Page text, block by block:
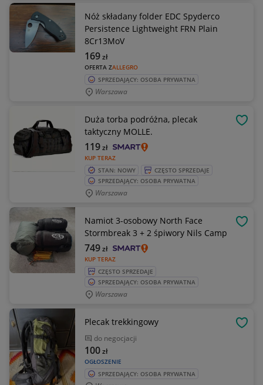
Nóż składany folder EDC Spyderco
Persistence Lightweight FRN Plain
8Cr13MoV
OFERTA ZALLEGRO
169zł
SPRZEDAJĄCY: OSOBA PRYWATNA
Warszawa
Duża torba podróżna, plecak
taktyczny MOLLE.
KUP TERAZ
119zł
STAN: NOWY
CZĘSTO SPRZEDAJE
SPRZEDAJĄCY: OSOBA PRYWATNA
Warszawa
Namiot 3-osobowy North Face
Stormbreak 3 + 2 śpiwory Nils Camp
KUP TERAZ
749zł
CZĘSTO SPRZEDAJE
SPRZEDAJĄCY: OSOBA PRYWATNA
Warszawa
Plecak trekkingowy
do negocjacji
OGŁOSZENIE
100zł
SPRZEDAJĄCY: OSOBA PRYWATNA